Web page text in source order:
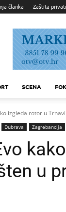
članka Zaštita
SCENA
izgleda rotor u
Dubrava Zagrebancija
u